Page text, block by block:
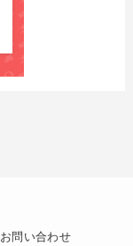
お問い合わせ